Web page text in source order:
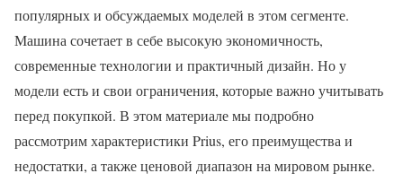
популярных и обсуждаемых моделей в этом сегменте.
Машина сочетает в себе высокую экономичность,
современные технологии и практичный дизайн. Но у
модели есть и свои ограничения, которые важно учитывать
перед покупкой. В этом материале мы подробно
рассмотрим характеристики Prius, его преимущества и
недостатки, а также ценовой диапазон на мировом рынке.